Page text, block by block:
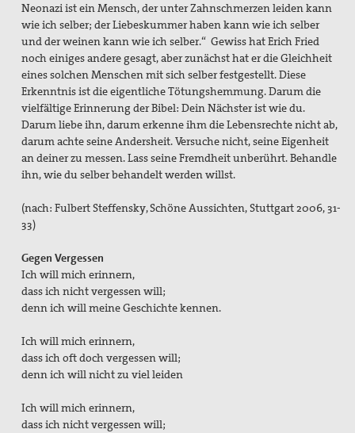
Neonazi ist ein Mensch, der unter Zahnschmerzen leiden kann
wie ich selber; der Liebeskummer haben kann wie ich selber
und der weinen kann wie ich selber.“ Gewiss hat Erich Fried
noch einiges andere gesagt, aber zunächst hat er die Gleichheit
eines solchen Menschen mit sich selber festgestellt. Diese
Erkenntnis ist die eigentliche Tötungshemmung. Darum die
vielfältige Erinnerung der Bibel: Dein Nächster ist wie du.
Darum liebe ihn, darum erkenne ihm die Lebensrechte nicht ab,
darum achte seine Andersheit. Versuche nicht, seine Eigenheit
an deiner zu messen. Lass seine Fremdheit unberührt. Behandle
ihn, wie du selber behandelt werden willst.
(nach: Fulbert Steffensky, Schöne Aussichten, Stuttgart 2006, 31-
33)
Gegen Vergessen
Ich will mich erinnern,
dass ich nicht vergessen will;
denn ich will meine Geschichte kennen.
Ich will mich erinnern,
dass ich oft doch vergessen will;
denn ich will nicht zu viel leiden
Ich will mich erinnern,
dass ich nicht vergessen will;